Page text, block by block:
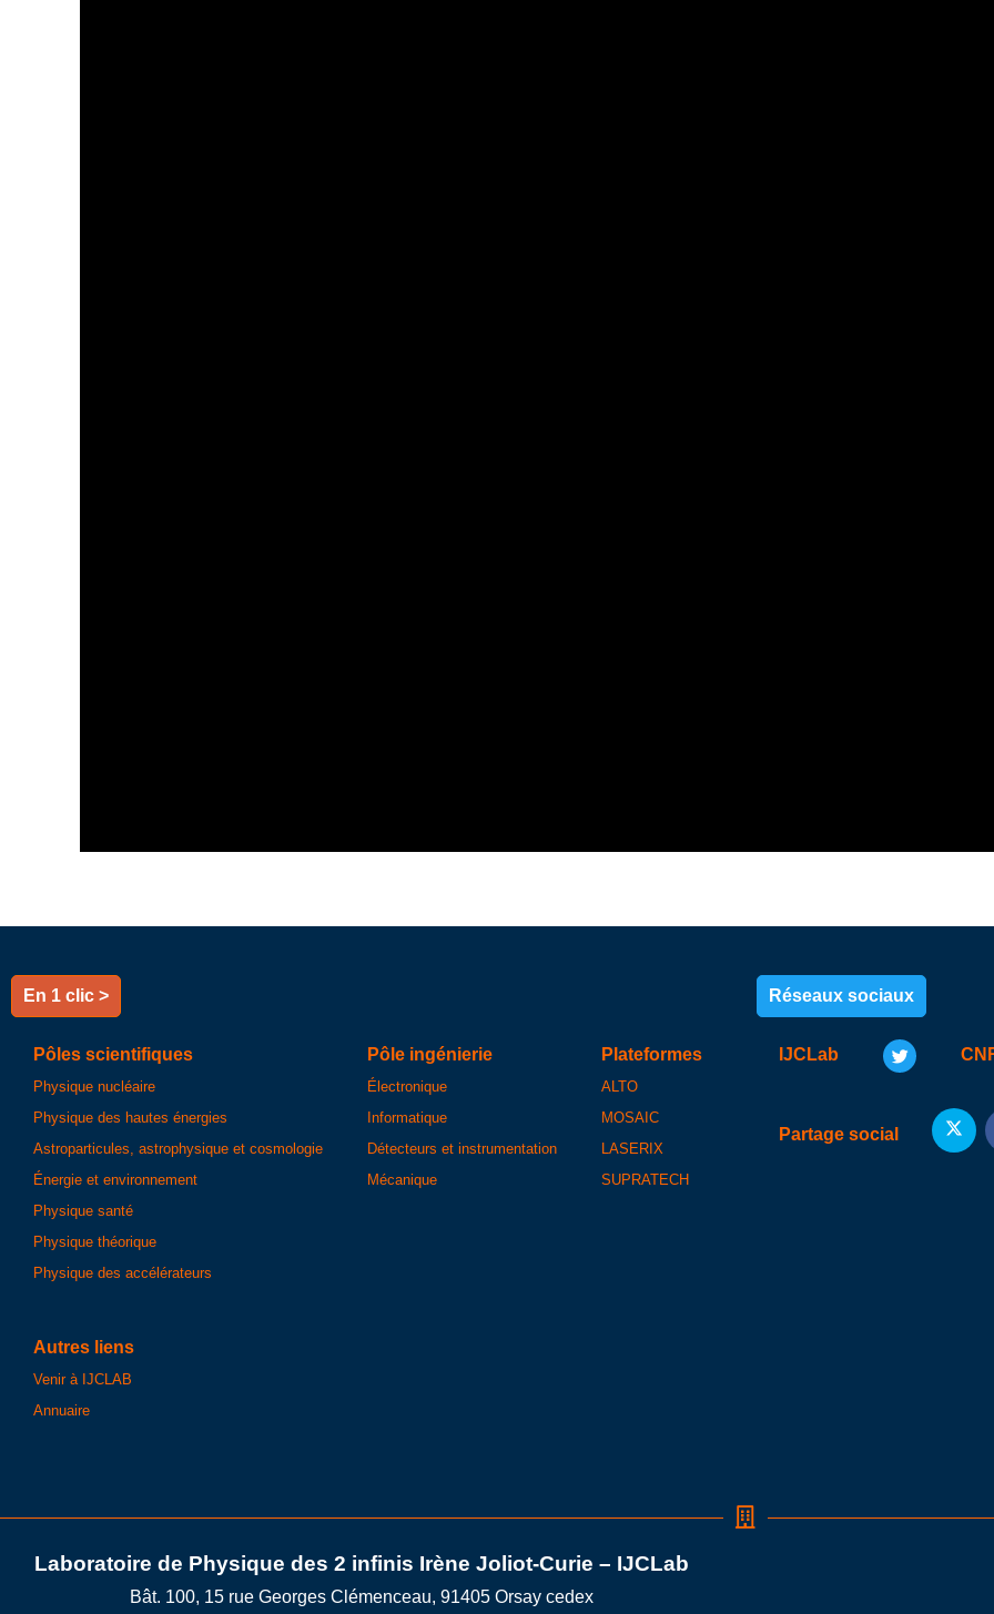
En 1 clic >
Pôles scientifiques
Physique nucléaire
Physique des hautes énergies
Astroparticules, astrophysique et cosmologie
Énergie et environnement
Physique santé
Physique théorique
Physique des accélérateurs
Pôle ingénierie
Électronique
Informatique
Détecteurs et instrumentation
Mécanique
Plateformes
ALTO
MOSAIC
LASERIX
SUPRATECH
Autres liens
Venir à IJCLAB
Annuaire
Réseaux sociaux
IJCLab
Partage social
Laboratoire de Physique des 2 infinis Irène Joliot-Curie – IJCLab
Bât. 100, 15 rue Georges Clémenceau, 91405 Orsay cedex